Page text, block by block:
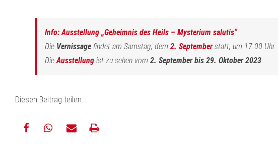
Info: Ausstellung „Geheimnis des Heils – Mysterium salutis“
Die Vernissagefindet am Samstag, dem 2. Septemberstatt, um 17.00 Uhr.
DieAusstellung ist zu sehen vom 2. September bis 29. Oktober 2023.
Diesen Beitrag teilen…